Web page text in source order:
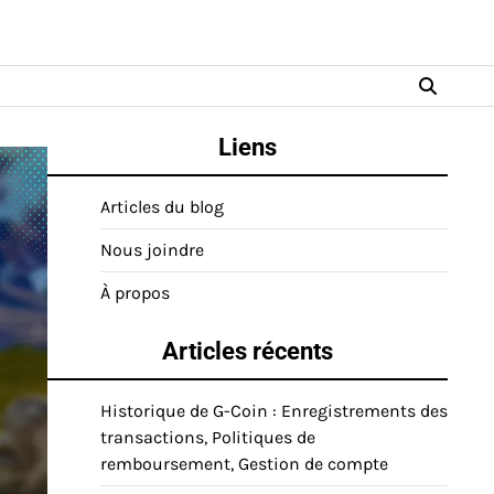
Liens
Articles du blog
Nous joindre
À propos
Articles récents
Historique de G-Coin : Enregistrements des
transactions, Politiques de
remboursement, Gestion de compte